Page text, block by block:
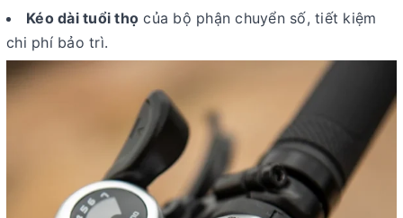
Kéo dài tuổi thọ của bộ phận chuyển số, tiết kiệm
chi phí bảo trì.